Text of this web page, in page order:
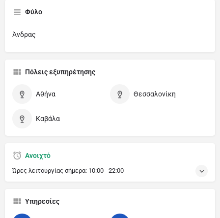
Φύλο
Άνδρας
Πόλεις εξυπηρέτησης
Αθήνα Θεσσαλονίκη
Καβάλα
Ανοιχτό
Ώρες λειτουργίας σήμερα: 10:00 - 22:00
Υπηρεσίες